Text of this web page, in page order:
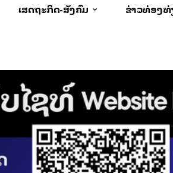
ເສດຖະກິດ-ສັງຄົມ ຂ່າວທ່ອງທ່